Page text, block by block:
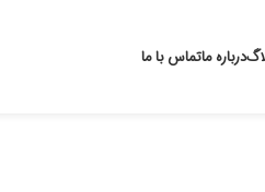
درباره ماتماس با ما